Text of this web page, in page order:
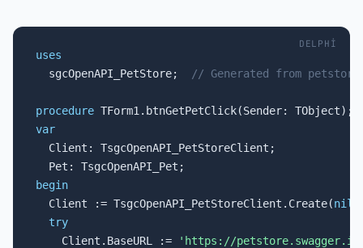
DELPHI
uses
sgcOpenAPI_PetStore;
// Generated from
procedure
var
Client: TsgcOpenAPI_PetStoreClient;
begin
Client := TsgcOpenAPI_PetStoreClient.Create(nil
try
    Client.BaseURL :=
'https://